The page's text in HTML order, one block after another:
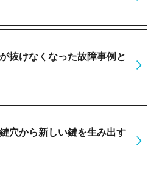
抜けなくなった故障事例と
穴から新しい鍵を生み出す